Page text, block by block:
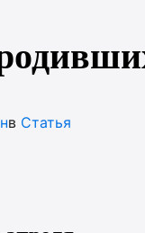
в Статья